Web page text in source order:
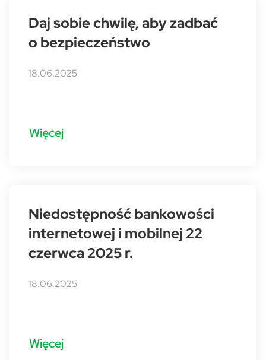
Daj sobie chwilę, aby zadbać
o bezpieczeństwo
18.06.2025
Więcej
Niedostępność bankowości
internetowej i mobilnej 22
czerwca 2025 r.
18.06.2025
Więcej